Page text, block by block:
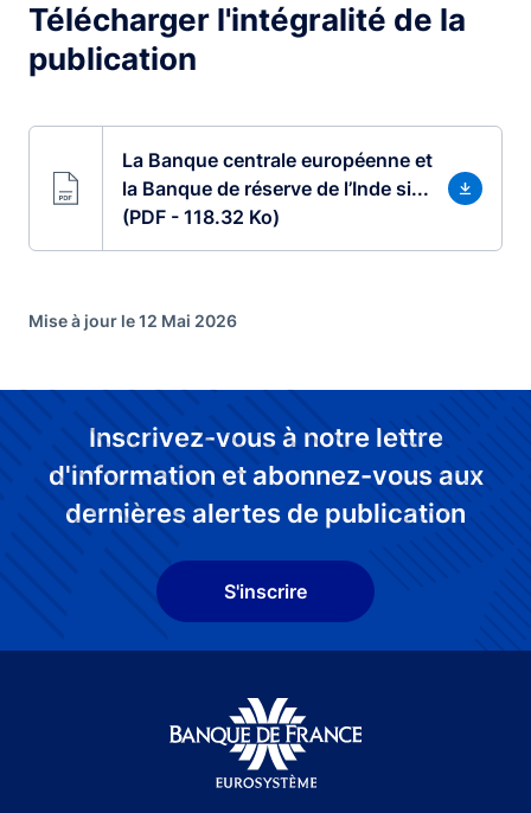
Télécharger l'intégralité de la
publication
La Banque centrale européenne et
la Banque de réserve de l’Inde si...
(PDF - 118.32 Ko)
Mise à jour le 12 Mai 2026
Inscrivez-vous à notre lettre
d'information et abonnez-vous aux
dernières alertes de publication
S'inscrire